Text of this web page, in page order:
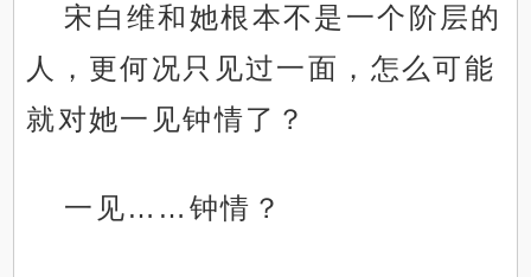
宋白维和她根本不是一个阶层的
人，更何况只见过一面，怎么可能
就对她一见钟情了？
一见……钟情？